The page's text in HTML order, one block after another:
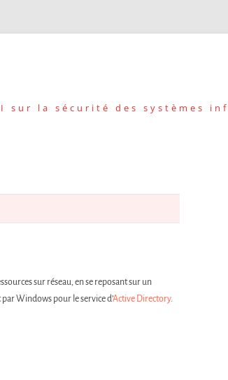
sur la sécurité des systèmes
sur réseau, en se reposant sur un
Windows pour le service d’Active Directory.